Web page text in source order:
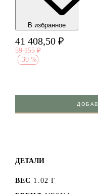
В избранноe
41 408,50 ₽
59 155 ₽
-30 %
ДЕТАЛИ
ВЕС 1.02 Г